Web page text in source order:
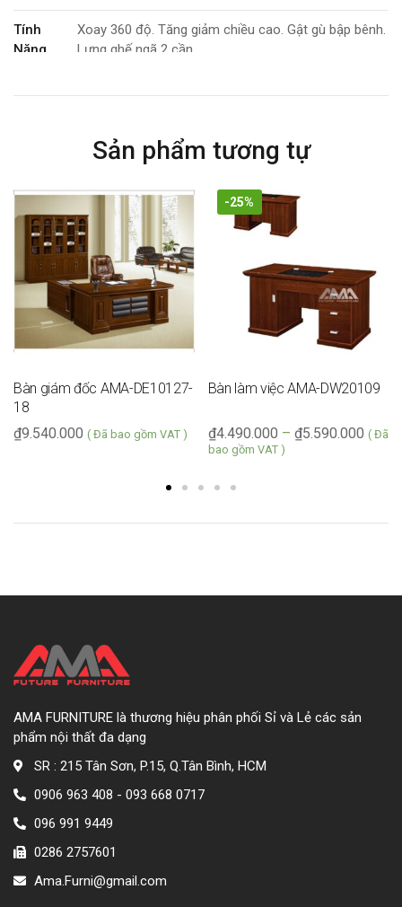
Tính
Năng
Xoay 360 độ. Tăng giảm chiều cao. Gật gù bập bênh.
Lưng ghế ngã 2 cần
Sản phẩm tương tự
Bàn giám đốc AMA-DE10127-
18
9.540.000
₫ ( Đã bao gồm VAT )
-25%
Bàn làm việc AMA-DW20109
4.490.000
₫ – 5.590.000
₫
( Đã
bao gồm VAT )
AMA FURNITURE là thương hiệu phân phối Sỉ và Lẻ các sản
phẩm nội thất đa dạng
SR : 215 Tân Sơn, P.15, Q.Tân Bình, HCM
0906 963 408 - 093 668 0717
096 991 9449
0286 2757601
Ama.Furni@gmail.com